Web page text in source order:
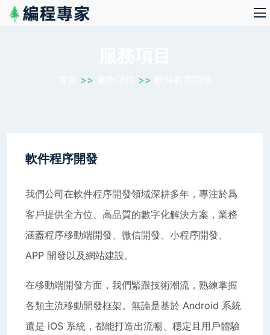
>> >>
軟件程序開發
我們公司在軟件程序開發領域深耕多年，專注於爲
客戶提供全方位、高品質的數字化解決方案，業務
涵蓋程序移動端開發、微信開發、小程序開發、
APP 開發以及網站建設。
在移動端開發方面，我們緊跟技術潮流，熟練掌握
各類主流移動開發框架。無論是基於 Android 系統
還是 iOS 系統，都能打造出流暢、穩定且用戶體驗